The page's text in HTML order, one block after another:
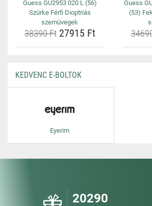
Guess GU2953 020 L (56)
Szürke Férfi Dioptriás
szemüvegek
38390 Ft27915 Ft
Guess
(53)
KEDVENC E-BOLTOK
Eyerim
20290